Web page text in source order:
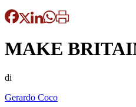
MAKE
di
Gerardo Coco